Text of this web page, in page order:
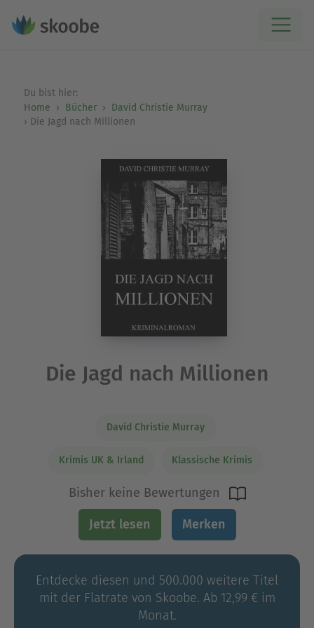
Du bist hier:
Home
Bücher
David Christie Murray
Die Jagd nach Millionen
Die Jagd nach Millionen
David Christie Murray
Krimis UK & Irland Klassische Krimis
Bisher keine Bewertungen
Jetzt lesen Merken
Entdecke diesen und 500.000 weitere Titel
mit der Flatrate von Skoobe. Ab 12,99 € im
Monat.